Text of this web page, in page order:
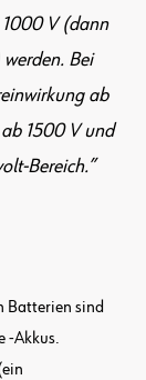
1000 V (dann
Bei
ab
1500 V und
Bereich.
Batterien sind
-Akkus.